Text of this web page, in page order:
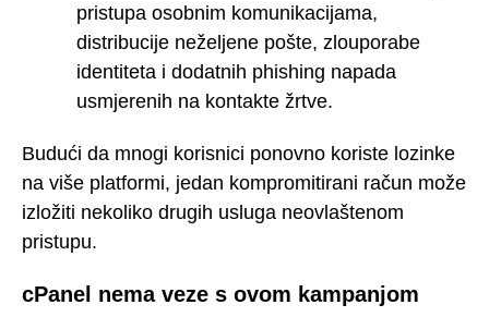
pristupa osobnim komunikacijama,
distribucije neželjene pošte, zlouporabe
identiteta i dodatnih phishing napada
usmjerenih na kontakte žrtve.
Budući da mnogi korisnici ponovno koriste lozinke
na više platformi, jedan kompromitirani račun može
izložiti nekoliko drugih usluga neovlaštenom
pristupu.
cPanel nema veze s ovom kampanjom